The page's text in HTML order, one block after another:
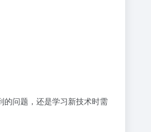
问题，还是学习新技术时需